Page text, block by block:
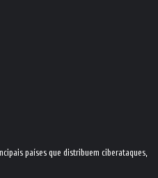
países que distribuem ciberataques,